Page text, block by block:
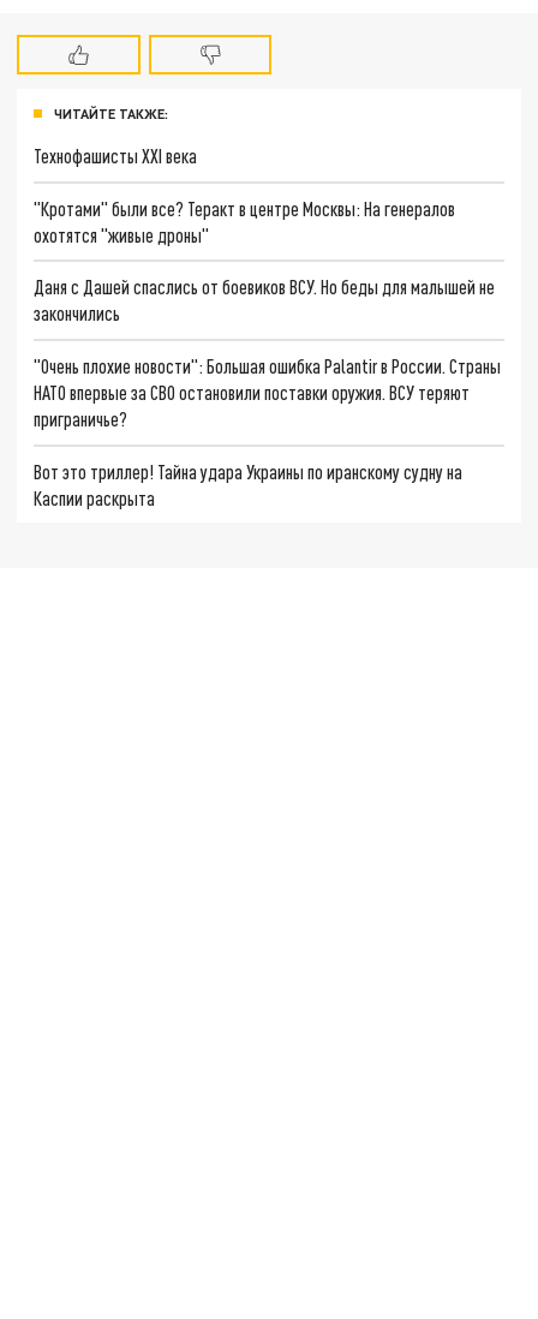
ЧИТАЙТЕ ТАКЖЕ:
Технофашисты XXI века
"Кротами" были все? Теракт в центре Москвы: На генералов
охотятся "живые дроны"
Даня с Дашей спаслись от боевиков ВСУ. Но беды для малышей не
закончились
"Очень плохие новости": Большая ошибка Palantir в России. Страны
НАТО впервые за СВО остановили поставки оружия. ВСУ теряют
приграничье?
Вот это триллер! Тайна удара Украины по иранскому судну на
Каспии раскрыта